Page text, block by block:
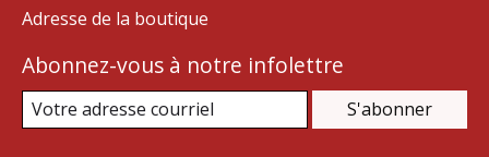
Adresse de la boutique
Abonnez-vous à notre infolettre
S'abonner